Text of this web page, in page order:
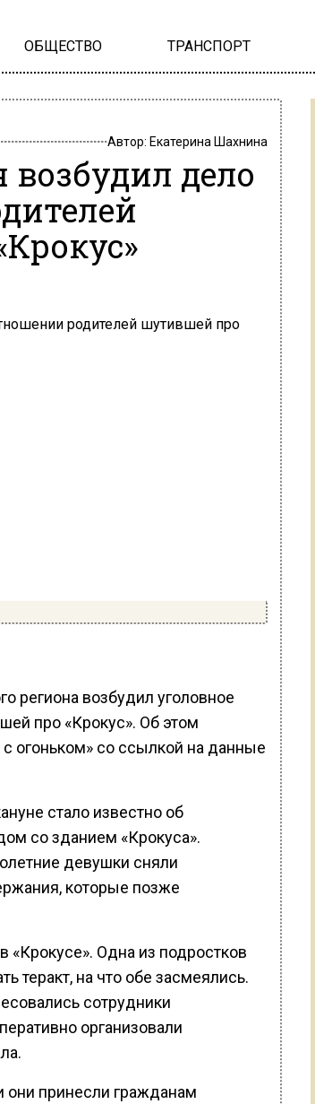
ОБЩЕСТВО ТРАНСПОРТ
Автор: Екатерина Шахнина
дело
региона возбудил уголовное
про «Крокус». Об этом
огоньком» со ссылкой на данные
стало известно об
со зданием «Крокуса».
девушки сняли
которые позже
«Крокусе». Одна из подростков
теракт, на что обе засмеялись.
сотрудники
организовали
принесли гражданам